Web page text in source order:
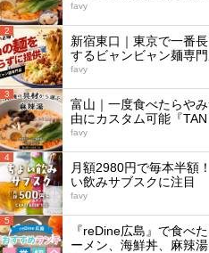
favy
2
新宿東口｜東京で一番
するビャンビャン麺専門
favy
3
富山｜一度食べたらや
由にカスタム可能『TAN
favy
4
月額2980円で毎本半額
い飲みサブスクに注目
favy
5
『reDine広島』で食べ
ーメン、海鮮丼、麻辣湯